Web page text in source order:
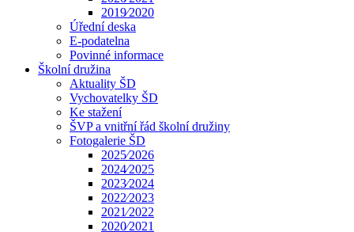
2019⁄2020
Úřední deska
E-podatelna
Povinné informace
Školní družina
Aktuality ŠD
Vychovatelky ŠD
Ke stažení
ŠVP a vnitřní řád školní družiny
Fotogalerie ŠD
2025⁄2026
2024⁄2025
2023⁄2024
2022⁄2023
2021⁄2022
2020⁄2021